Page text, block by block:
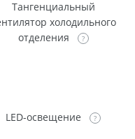
Тангенциальный
холодильного
отделения
LED-освещение